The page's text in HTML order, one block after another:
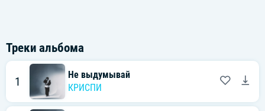
Треки альбома
1
Не выдумывай
КРИСПИ